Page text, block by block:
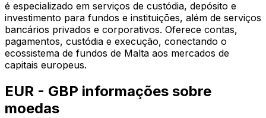
é especializado em serviços de custódia, depósito e
investimento para fundos e instituições, além de serviços
bancários privados e corporativos. Oferece contas,
pagamentos, custódia e execução, conectando o
ecossistema de fundos de Malta aos mercados de
capitais europeus.
EUR - GBP informações sobre
moedas